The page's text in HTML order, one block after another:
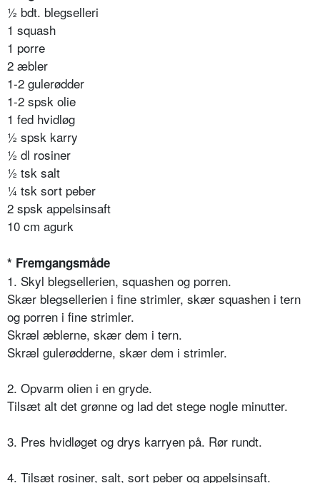
½ bdt. blegselleri
1 squash
1 porre
2 æbler
1-2 gulerødder
1-2 spsk olie
1 fed hvidløg
½ spsk karry
½ dl rosiner
½ tsk salt
¼ tsk sort peber
2 spsk appelsinsaft
10 cm agurk
* Fremgangsmåde
1. Skyl blegsellerien, squashen og porren.
Skær blegsellerien i fine strimler, skær squashen i tern
og porren i fine strimler.
Skræl æblerne, skær dem i tern.
Skræl gulerødderne, skær dem i strimler.
2. Opvarm olien i en gryde.
Tilsæt alt det grønne og lad det stege nogle minutter.
3. Pres hvidløget og drys karryen på. Rør rundt.
4. Tilsæt rosiner, salt, sort peber og appelsinsaft.